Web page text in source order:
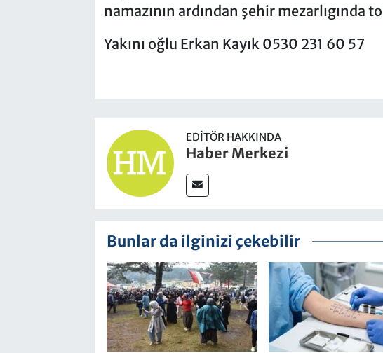
namazının ardından şehir mezarlıgında
Yakını oğlu Erkan Kayık 0530 231 60 57
EDITÖR HAKKINDA
Haber Merkezi
Bunlar da ilginizi çekebilir